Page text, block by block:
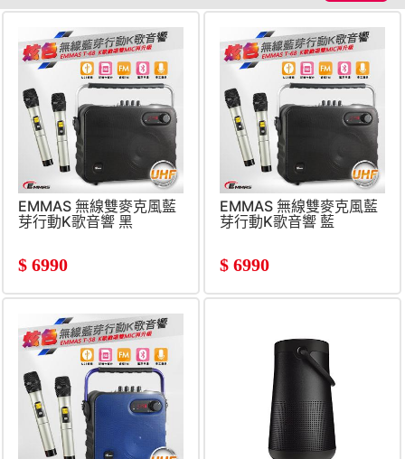
EMMAS 無線雙麥克風藍
芽行動K歌音響 黑
$ 6990
EMMAS 無線雙麥克風藍
芽行動K歌音響 藍
$ 6990